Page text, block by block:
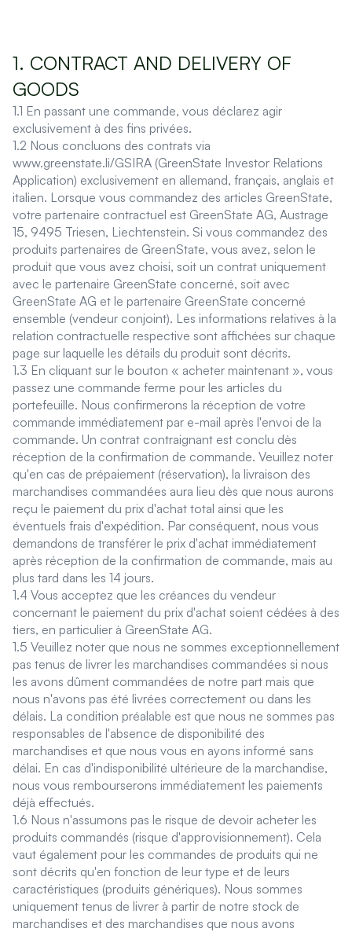
1. CONTRACT AND DELIVERY OF
GOODS
1.1 En passant une commande, vous déclarez agir
exclusivement à des fins privées.
1.2 Nous concluons des contrats via
www.greenstate.li/GSIRA (GreenState Investor Relations
Application) exclusivement en allemand, français, anglais et
italien. Lorsque vous commandez des articles GreenState,
votre partenaire contractuel est GreenState AG, Austrage
15, 9495 Triesen, Liechtenstein. Si vous commandez des
produits partenaires de GreenState, vous avez, selon le
produit que vous avez choisi, soit un contrat uniquement
avec le partenaire GreenState concerné, soit avec
GreenState AG et le partenaire GreenState concerné
ensemble (vendeur conjoint). Les informations relatives à la
relation contractuelle respective sont affichées sur chaque
page sur laquelle les détails du produit sont décrits.
1.3 En cliquant sur le bouton « acheter maintenant », vous
passez une commande ferme pour les articles du
portefeuille. Nous confirmerons la réception de votre
commande immédiatement par e-mail après l'envoi de la
commande. Un contrat contraignant est conclu dès
réception de la confirmation de commande. Veuillez noter
qu'en cas de prépaiement (réservation), la livraison des
marchandises commandées aura lieu dès que nous aurons
reçu le paiement du prix d'achat total ainsi que les
éventuels frais d'expédition. Par conséquent, nous vous
demandons de transférer le prix d'achat immédiatement
après réception de la confirmation de commande, mais au
plus tard dans les 14 jours.
1.4 Vous acceptez que les créances du vendeur
concernant le paiement du prix d'achat soient cédées à des
tiers, en particulier à GreenState AG.
1.5 Veuillez noter que nous ne sommes exceptionnellement
pas tenus de livrer les marchandises commandées si nous
les avons dûment commandées de notre part mais que
nous n'avons pas été livrées correctement ou dans les
délais. La condition préalable est que nous ne sommes pas
responsables de l'absence de disponibilité des
marchandises et que nous vous en ayons informé sans
délai. En cas d'indisponibilité ultérieure de la marchandise,
nous vous rembourserons immédiatement les paiements
déjà effectués.
1.6 Nous n'assumons pas le risque de devoir acheter les
produits commandés (risque d'approvisionnement). Cela
vaut également pour les commandes de produits qui ne
sont décrits qu'en fonction de leur type et de leurs
caractéristiques (produits génériques). Nous sommes
uniquement tenus de livrer à partir de notre stock de
marchandises et des marchandises que nous avons